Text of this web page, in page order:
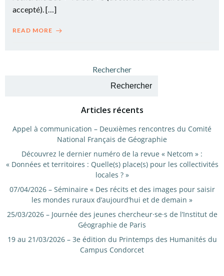
accepté). […]
READ MORE
Rechercher
Rechercher
Articles récents
Appel à communication – Deuxièmes rencontres du Comité
National Français de Géographie
Découvrez le dernier numéro de la revue « Netcom » :
« Données et territoires : Quelle(s) place(s) pour les collectivités
locales ? »
07/04/2026 – Séminaire « Des récits et des images pour saisir
les mondes ruraux d’aujourd’hui et de demain »
25/03/2026 – Journée des jeunes chercheur·se·s de l’Institut de
Géographie de Paris
19 au 21/03/2026 – 3e édition du Printemps des Humanités du
Campus Condorcet